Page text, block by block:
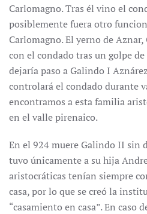
Carlomagno. Tras él vino el
posiblemente fuera otro
Carlomagno. El yerno de Aznar,
con el condado tras un golpe
dejaría paso a Galindo I
controlará el condado durante
encontramos a esta familia
en el valle pirenaico.
En el 924 muere Galindo II sin
tuvo únicamente a su hija
aristocráticas tenían siempre
casa, por lo que se creó la
“casamiento en casa”. En caso